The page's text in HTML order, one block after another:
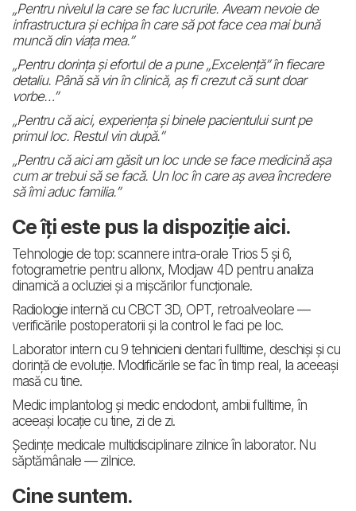
„Pentru nivelul la care se fac lucrurile. Aveam nevoie de
infrastructura și echipa în care să pot face cea mai bună
muncă din viața mea.”
„Pentru dorința și efortul de a pune „Excelență” în fiecare
detaliu. Până să vin în clinică, aș fi crezut că sunt doar
vorbe…”
„Pentru că aici, experiența și binele pacientului sunt pe
primul loc. Restul vin după.”
„Pentru că aici am găsit un loc unde se face medicină așa
cum ar trebui să se facă. Un loc în care aș avea încredere
să îmi aduc familia.”
Ce îți este pus la dispoziție aici.
Tehnologie de top: scannere intra-orale Trios 5 și 6,
fotogrametrie pentru allonx, Modjaw 4D pentru analiza
dinamică a ocluziei și a mișcărilor funcționale.
Radiologie internă cu CBCT 3D, OPT, retroalveolare —
verificările postoperatorii și la control le faci pe loc.
Laborator intern cu 9 tehnicieni dentari fulltime, deschiși și cu
dorință de evoluție. Modificările se fac în timp real, la aceeași
masă cu tine.
Medic implantolog și medic endodont, ambii fulltime, în
aceeași locație cu tine, zi de zi.
Ședințe medicale multidisciplinare zilnice în laborator. Nu
săptămânale — zilnice.
Cine suntem.